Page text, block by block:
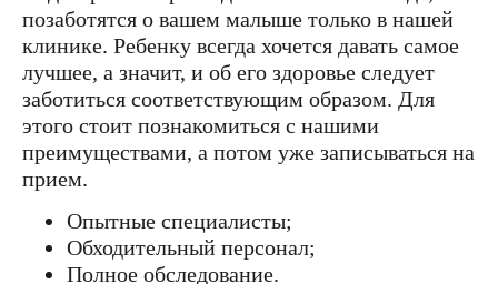
позаботятся о вашем малыше только в нашей
клинике. Ребенку всегда хочется давать самое
лучшее, а значит, и об его здоровье следует
заботиться соответствующим образом. Для
этого стоит познакомиться с нашими
преимуществами, а потом уже записываться на
прием.
Опытные специалисты;
Обходительный персонал;
Полное обследование.